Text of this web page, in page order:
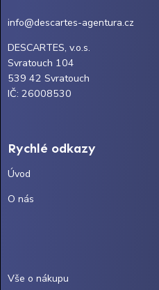
info@descartes-agentura.cz
DESCARTES, v.o.s.
Svratouch 104
539 42 Svratouch
IČ: 26008530
Rychlé odkazy
Úvod
O nás
Vše o nákupu